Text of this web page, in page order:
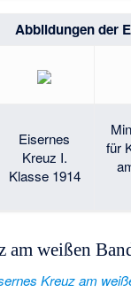
Abbildungen der
Eisernes
Kreuz I.
Klasse 1914
für
am weißen
Kreuz am